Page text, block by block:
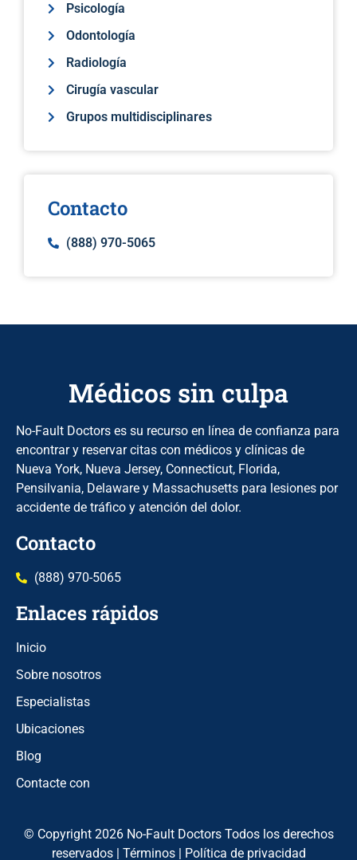
Psicología
Odontología
Radiología
Cirugía vascular
Grupos multidisciplinares
Contacto
(888) 970-5065
Médicos sin culpa
No-Fault Doctors es su recurso en línea de confianza para
encontrar y reservar citas con médicos y clínicas de
Nueva York, Nueva Jersey, Connecticut, Florida,
Pensilvania, Delaware y Massachusetts para lesiones por
accidente de tráfico y atención del dolor.
Contacto
(888) 970-5065
Enlaces rápidos
Inicio
Sobre nosotros
Especialistas
Ubicaciones
Blog
Contacte con
© Copyright 2026 No-Fault Doctors Todos los derechos
reservados | Términos| Política de privacidad